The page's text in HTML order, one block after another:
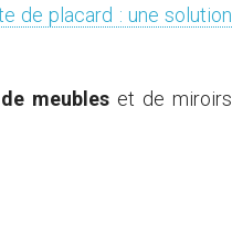
de placard : une solution
meubles et de miroirs